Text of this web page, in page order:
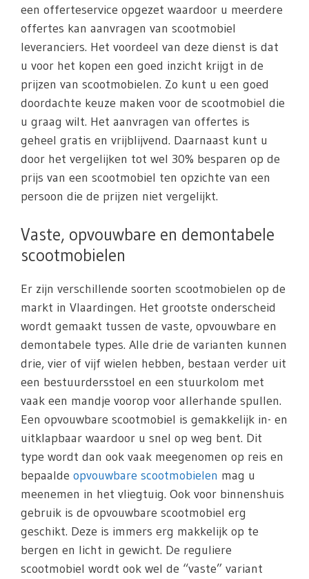
een offerteservice opgezet waardoor u meerdere
offertes kan aanvragen van scootmobiel
leveranciers. Het voordeel van deze dienst is dat
u voor het kopen een goed inzicht krijgt in de
prijzen van scootmobielen. Zo kunt u een goed
doordachte keuze maken voor de scootmobiel die
u graag wilt. Het aanvragen van offertes is
geheel gratis en vrijblijvend. Daarnaast kunt u
door het vergelijken tot wel 30% besparen op de
prijs van een scootmobiel ten opzichte van een
persoon die de prijzen niet vergelijkt.
Vaste, opvouwbare en demontabele
scootmobielen
Er zijn verschillende soorten scootmobielen op de
markt in Vlaardingen. Het grootste onderscheid
wordt gemaakt tussen de vaste, opvouwbare en
demontabele types. Alle drie de varianten kunnen
drie, vier of vijf wielen hebben, bestaan verder uit
een bestuurdersstoel en een stuurkolom met
vaak een mandje voorop voor allerhande spullen.
Een opvouwbare scootmobiel is gemakkelijk in- en
uitklapbaar waardoor u snel op weg bent. Dit
type wordt dan ook vaak meegenomen op reis en
bepaalde opvouwbare scootmobielen mag u
meenemen in het vliegtuig. Ook voor binnenshuis
gebruik is de opvouwbare scootmobiel erg
geschikt. Deze is immers erg makkelijk op te
bergen en licht in gewicht. De reguliere
scootmobiel wordt ook wel de “vaste” variant